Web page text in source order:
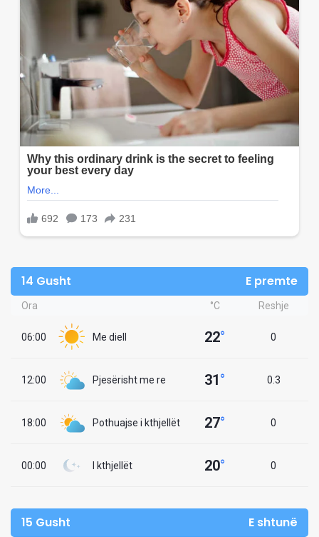
14 Gusht E premte
Ora °C Reshje
06:00 Me diell 22° 0
12:00 Pjesërisht me re 31° 0.3
18:00 Pothuajse i kthjellët 27° 0
00:00 I kthjellët 20° 0
15 Gusht E shtunë